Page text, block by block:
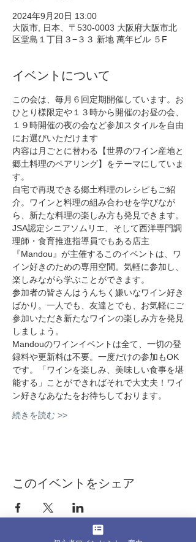
2024年9月20日 13:00
大阪市, 日本、〒530-0003 大阪府大阪市北
区堂島１丁目３−３３ 新地 萬年ビル ５F
イベントについて
この会は、毎月６回定期開催しています。お
ひとり様限定や１３時から開催のお昼の会、
１９時開催の夜の会など参加スタイルを自由
にお選びいただけます
内容は月ごとに替わる【世界のワイン産地と
郷土料理のペアリング】をテーマにしていま
す。
自宅で再現できる郷土料理のレシピもご紹
介。ワインと料理の組み合わせを学びなが
ら、新たな料理の楽しみ方も発見できます。
JSA認定シニアソムリエ、そして西洋専門調
理師・食育推進指導員でもある店主
『Mandou』が主催するこのイベントは、ワ
イン好きのための専用空間。気軽に参加し、
楽しみながら学ぶことができます。
参加者の皆さんはうんちく嫌いなワイン好き
ばかり。一人でも、友達とでも、お気軽にご
参加いただき新たなワインの楽しみ方を発見
しましょう。
Mandouのワインイベントは全て、一切の登
録料や更新料は不要。一度だけの参加もOK
です。「ワインを楽しみ、美味しい食事を堪
能する」ことができればそれで大丈夫！ワイ
ン好きなあなたをお待ちしております。
続きを読む >>
このイベントをシェア